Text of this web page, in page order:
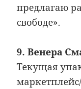
предлагаю
свободе».
9. Венера
Текущая